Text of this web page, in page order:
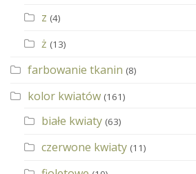
z (4)
ż (13)
farbowanie tkanin (8)
kolor kwiatów (161)
białe kwiaty (63)
czerwone kwiaty (11)